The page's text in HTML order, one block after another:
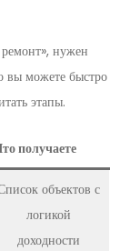
нужен
вы можете быстро
этапы.
получаете
объектов с
логикой
доходности